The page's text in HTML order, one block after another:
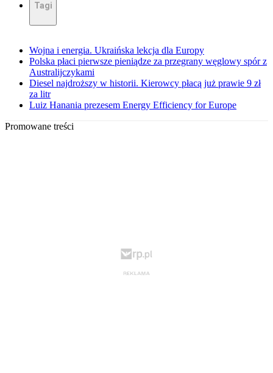
Tagi
Wojna i energia. Ukraińska lekcja dla Europy
Polska płaci pierwsze pieniądze za przegrany węglowy spór z
Australijczykami
Diesel najdroższy w historii. Kierowcy płacą już prawie 9 zł
za litr
Luiz Hanania prezesem Energy Efficiency for Europe
Promowane treści